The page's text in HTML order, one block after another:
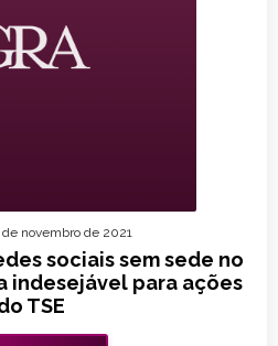
sociais sem sede no
indesejável para ações
TSE
de novembro de 2021